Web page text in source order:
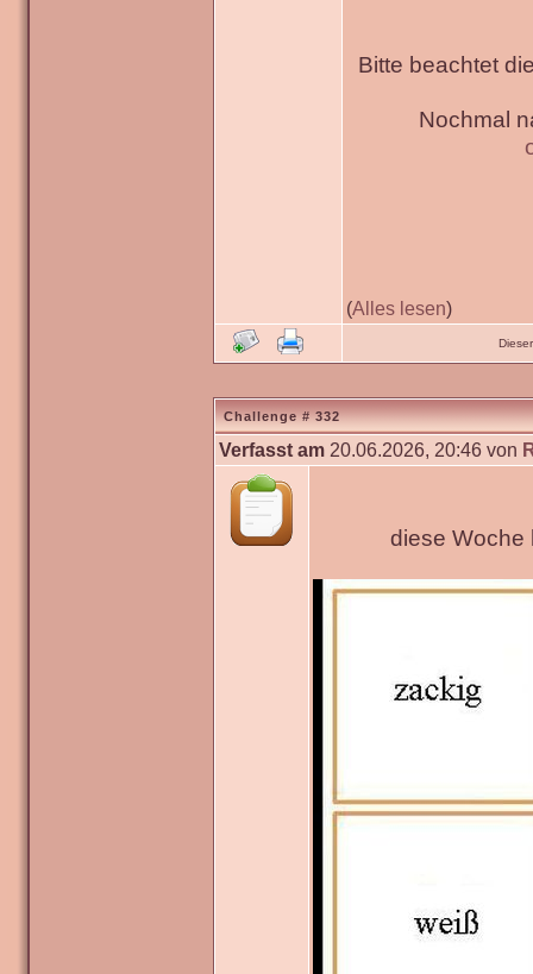
Bitte beachtet
Nochmal
(Alles lesen)
Challenge # 332
Verfasst am 20.06.2026, 20:46 von
diese Woche